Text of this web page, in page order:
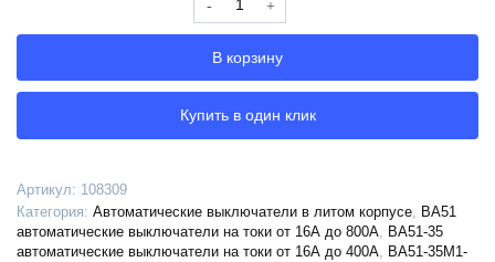
Выключатель
ВА51-
35М1-
340010-
20А-125-
КЭАЗ,
108309
В корзину
Купить в один клик
Артикул: 108309
Категория: Автоматические выключатели в литом корпусе
ВА51
автоматические выключатели на токи от 16А до 800А
ВА51-35
автоматические выключатели на токи от 16А до 400А
ВА51-35М1-